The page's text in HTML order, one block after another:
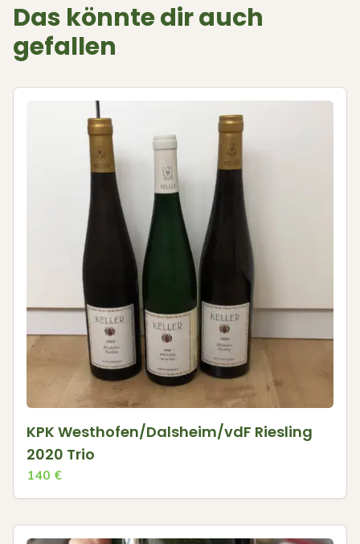
Das könnte dir auch
gefallen
KPK Westhofen/Dalsheim/vdF Riesling
2020 Trio
140 €